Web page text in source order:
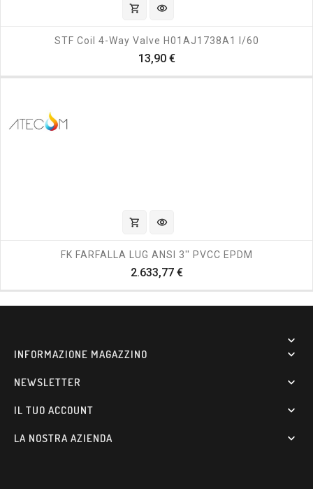
shopping_cart visibility
STF Coil 4-Way Valve H01AJ1738A1 I/60
13,90 €Prezzo
shopping_cart visibility
FK FARFALLA LUG ANSI 3'' PVCC EPDM
2.633,77 €Prezzo

INFORMAZIONE MAGAZZINO 
NEWSLETTER 
IL TUO ACCOUNT 
LA NOSTRA AZIENDA 